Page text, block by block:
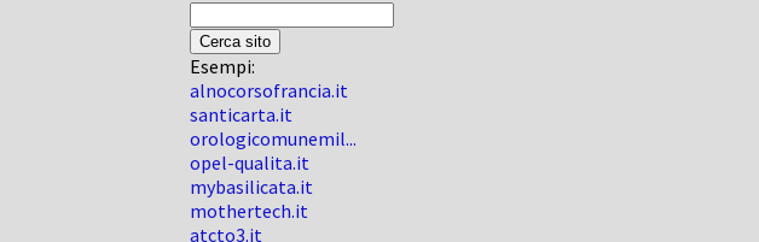
Esempi:
alnocorsofrancia.it
santicarta.it
orologicomunemil...
opel-qualita.it
mybasilicata.it
mothertech.it
atcto3.it